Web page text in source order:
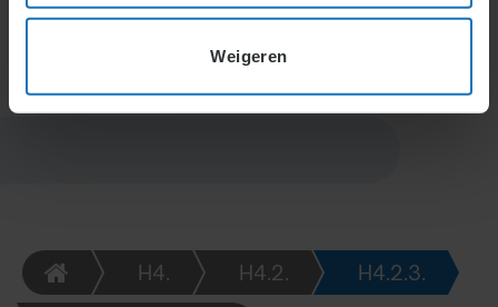
Weigeren
resterende vakantiedagen bij ontslag.
H4. H4.2. H4.2.3.